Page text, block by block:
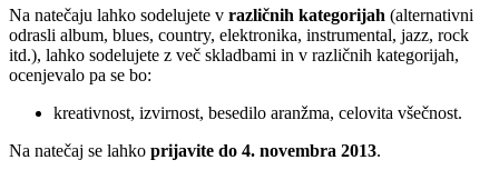
Na natečaju lahko sodelujete v različnih kategorijah (alternativni
odrasli album, blues, country, elektronika, instrumental, jazz, rock
itd.), lahko sodelujete z več skladbami in v različnih kategorijah,
ocenjevalo pa se bo:
kreativnost, izvirnost, besedilo aranžma, celovita všečnost.
Na natečaj se lahko prijavite do 4. novembra 2013.